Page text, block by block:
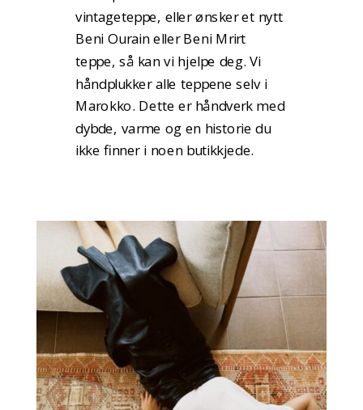
vintageteppe, eller ønsker et nytt
Beni Ourain eller Beni Mrirt
teppe, så kan vi hjelpe deg. Vi
håndplukker alle teppene selv i
Marokko. Dette er håndverk med
dybde, varme og en historie du
ikke finner i noen butikkjede.